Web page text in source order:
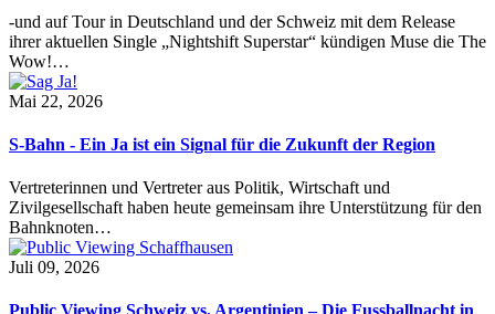
-und auf Tour in Deutschland und der Schweiz mit dem Release
ihrer aktuellen Single „Nightshift Superstar“ kündigen Muse die The
Wow!…
Mai 22, 2026
S-Bahn - Ein Ja ist ein Signal für die Zukunft der Region
Vertreterinnen und Vertreter aus Politik, Wirtschaft und
Zivilgesellschaft haben heute gemeinsam ihre Unterstützung für den
Bahnknoten…
Juli 09, 2026